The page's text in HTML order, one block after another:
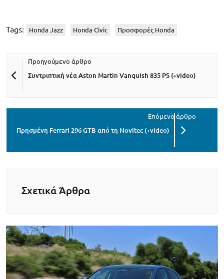
Tags: Honda Jazz Honda Civic Προσφορές Honda
Συντριπτική νέα Aston Martin Vanquish 835 PS (+video)
Πρησμένη Ferrari 296 GTB από τη Novitec (+video)
Σχετικά Άρθρα